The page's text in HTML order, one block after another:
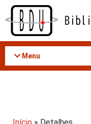
Acessar
conteúdo
Menu